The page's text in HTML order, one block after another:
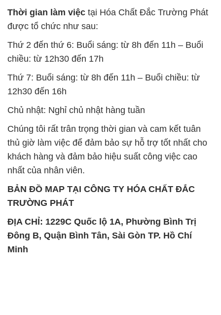
Thời gian làm việc tại Hóa Chất Đắc Trường Phát
được tổ chức như sau:
Thứ 2 đến thứ 6: Buổi sáng: từ 8h đến 11h – Buổi
chiều: từ 12h30 đến 17h
Thứ 7: Buổi sáng: từ 8h đến 11h – Buổi chiều: từ
12h30 đến 16h
Chủ nhật: Nghỉ chủ nhật hàng tuần
Chúng tôi rất trân trọng thời gian và cam kết tuân
thủ giờ làm việc để đảm bảo sự hỗ trợ tốt nhất cho
khách hàng và đảm bảo hiệu suất công việc cao
nhất của nhân viên.
BẢN ĐỒ MAP TẠI CÔNG TY HÓA CHẤT ĐẮC
TRƯỜNG PHÁT
ĐỊA CHỈ: 1229C Quốc lộ 1A, Phường Bình Trị
Đông B, Quận Bình Tân, Sài Gòn TP. Hồ Chí
Minh